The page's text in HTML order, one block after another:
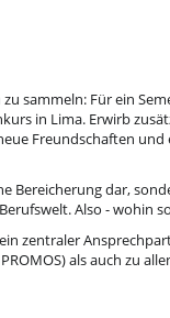
sammeln: Für ein
in Lima. Erwirb
Freundschaften
Bereicherung dar,
Also - wohin
zentraler
als auch zu